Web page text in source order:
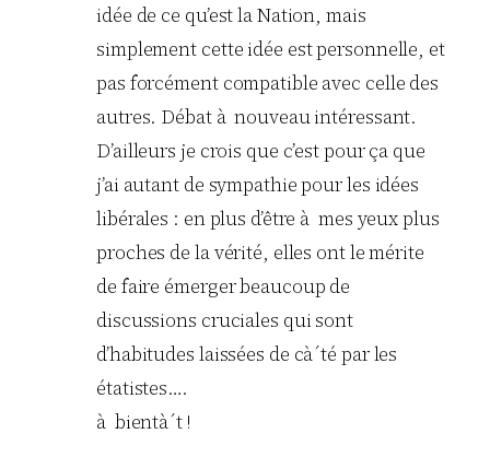
idée de ce qu’est la Nation, mais
simplement cette idée est personnelle, et
pas forcément compatible avec celle des
autres. Débat à nouveau intéressant.
D’ailleurs je crois que c’est pour ça que
j’ai autant de sympathie pour les idées
libérales : en plus d’être à mes yeux plus
proches de la vérité, elles ont le mérite
de faire émerger beaucoup de
discussions cruciales qui sont
d’habitudes laissées de cà´té par les
étatistes….
à bientà´t !